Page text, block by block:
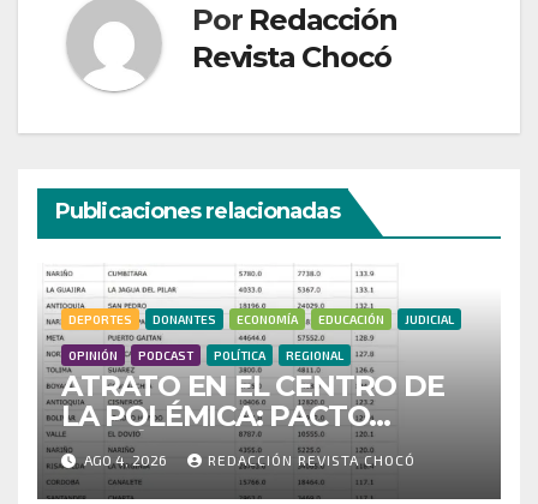
Por Redacción
Revista Chocó
Publicaciones relacionadas
DEPORTES DONANTES ECONOMÍA EDUCACIÓN JUDICIAL
OPINIÓN PODCAST POLÍTICA REGIONAL
ATRATO EN EL CENTRO DE
LA POLÉMICA: PACTO
HISTÓRICO CUESTIONA
CENSO ELECTORAL Y PIDE
AGO 4, 2026 REDACCIÓN REVISTA CHOCÓ